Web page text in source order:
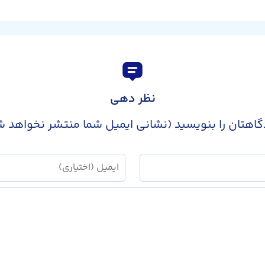
نظر دهی
را بنویسید (نشانی ایمیل شما منتشر